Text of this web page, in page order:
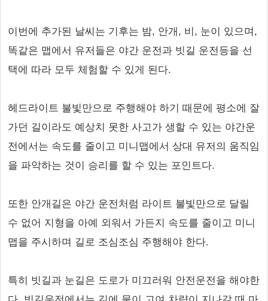
이번에 추가된 날씨는 기후는 밤, 안개, 비, 눈이 있으며,
똑같은 맵에서 유저들은 야간 운전과 빗길 운전등을 선
택에 따라 모두 체험할 수 있게 된다.
헤드라이트 불빛만으로 주행해야 하기 때문에 평소에 잘
가던 길이라도 예상치 못한 사고가 생할 수 있는 야간운
전에서는 속도를 줄이고 미니맵에서 상대 유저의 움직임
을 파악하는 것이 승리를 할 수 있는 포인트다.
또한 안개길은 야간 운전처럼 라이트 불빛만으로 달릴
수 없어 지형을 아예 외워서 가든지 속도를 줄이고 미니
맵을 주시하며 길로 조심조심 주행해야 한다.
특히 빗길과 눈길은 도로가 미끄러워 안전운전을 해야한